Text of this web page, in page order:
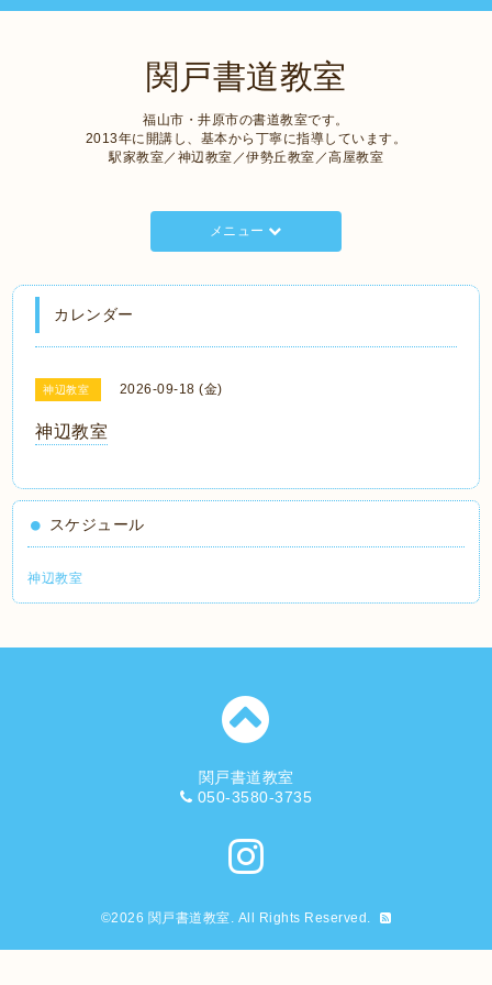
関戸書道教室
福山市・井原市の書道教室です。
2013年に開講し、基本から丁寧に指導しています。
駅家教室／神辺教室／伊勢丘教室／高屋教室
メニュー
カレンダー
神辺教室 2026-09-18 (金)
神辺教室
スケジュール
神辺教室
関戸書道教室
050-3580-3735
©2026 関戸書道教室. All Rights Reserved.